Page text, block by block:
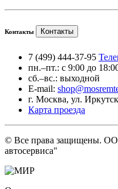
Контакты Контакты
7 (499) 444-37-95
пн.–пт.: с 9:00 до
сб.–вс.: выходной
E-mail:
г. Москва, ул.
Карта проезда
© Все права защищены.
автосервиса"